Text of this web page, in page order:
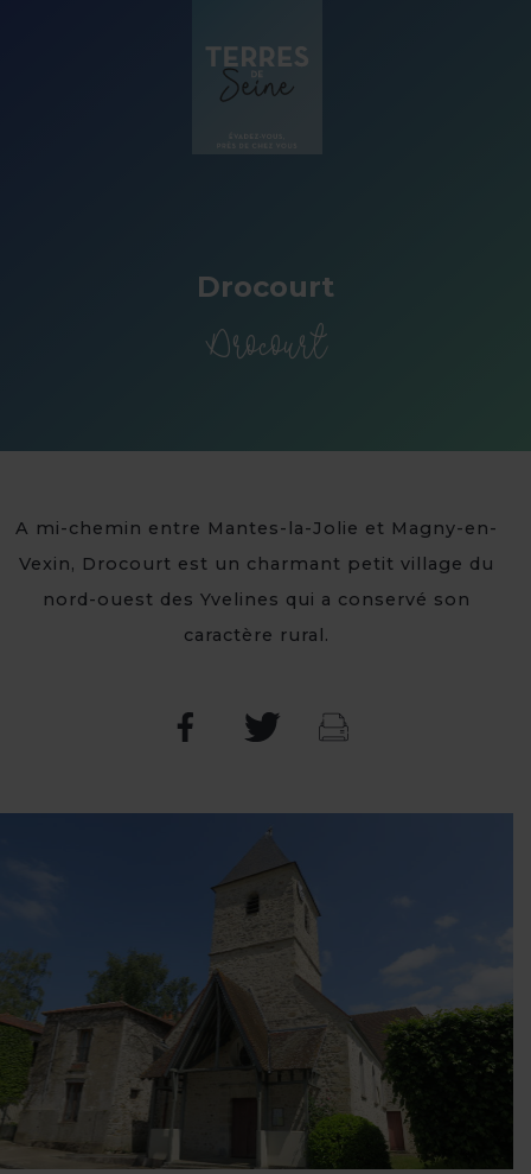
Drocourt
Drocourt
A mi-chemin entre Mantes-la-Jolie et Magny-en-
Vexin, Drocourt est un charmant petit village du
nord-ouest des Yvelines qui a conservé son
caractère rural.